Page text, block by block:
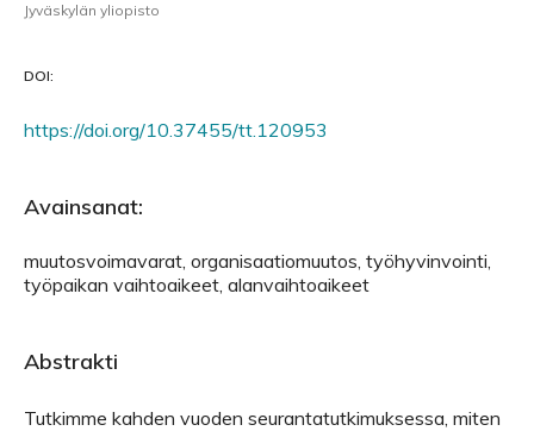
Jyväskylän yliopisto
DOI:
https://doi.org/10.37455/tt.120953
Avainsanat:
muutosvoimavarat, organisaatiomuutos, työhyvinvointi,
työpaikan vaihtoaikeet, alanvaihtoaikeet
Abstrakti
Tutkimme kahden vuoden seurantatutkimuksessa, miten